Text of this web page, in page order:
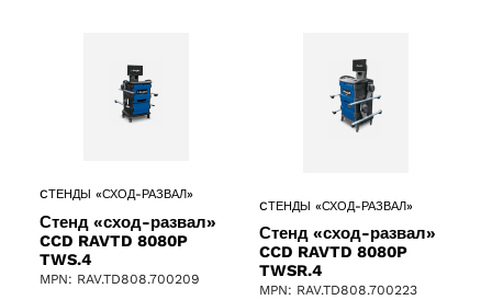
CТЕНДЫ «СХОД-РАЗВАЛ»
Стенд «сход-развал»
CCD RAVTD 8080P
TWS.4
MPN: RAV.TD808.700209
CТЕНДЫ «СХОД-РАЗВАЛ»
Стенд «сход-развал»
CCD RAVTD 8080P
TWSR.4
MPN: RAV.TD808.700223